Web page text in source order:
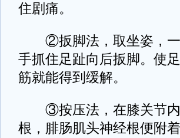
住剧痛。
②扳脚法，取坐姿，一
手抓住足趾向后扳脚。使
筋就能得到缓解。
③按压法，在膝关节内
根，腓肠肌头神经根便附